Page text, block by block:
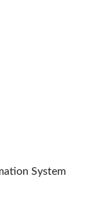
System